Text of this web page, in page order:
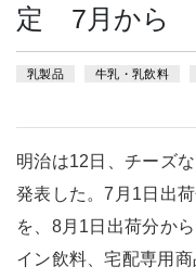
定 7月から
乳製品 牛乳・乳飲料
明治は12日、チーズ
発表した。7月1日出
を、8月1日出荷分か
イン飲料、宅配専用